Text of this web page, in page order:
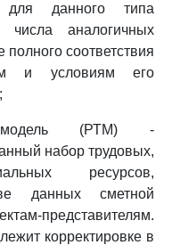
для данного типа
аналогичных
соответствия
и условиям его
модель (РТМ) -
набор трудовых,
ресурсов,
данных сметной
представителям.
корректировке в